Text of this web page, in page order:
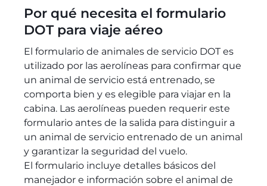
Por qué necesita el formulario
DOT para viaje aéreo
El formulario de animales de servicio DOT es
utilizado por las aerolíneas para confirmar que
un animal de servicio está entrenado, se
comporta bien y es elegible para viajar en la
cabina. Las aerolíneas pueden requerir este
formulario antes de la salida para distinguir a
un animal de servicio entrenado de un animal
y garantizar la seguridad del vuelo.
El formulario incluye detalles básicos del
manejador e información sobre el animal de